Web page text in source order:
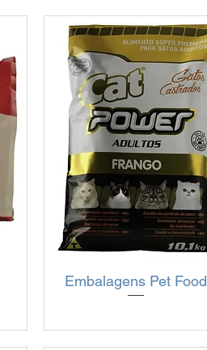
Visualização rápida
Embalagens Pet Food